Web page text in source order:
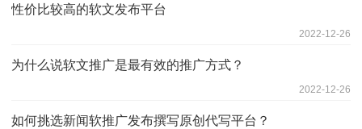
性价比较高的软文发布平台
2022-12-26
为什么说软文推广是最有效的推广方式？
2022-12-26
如何挑选新闻软推广发布撰写原创代写平台？